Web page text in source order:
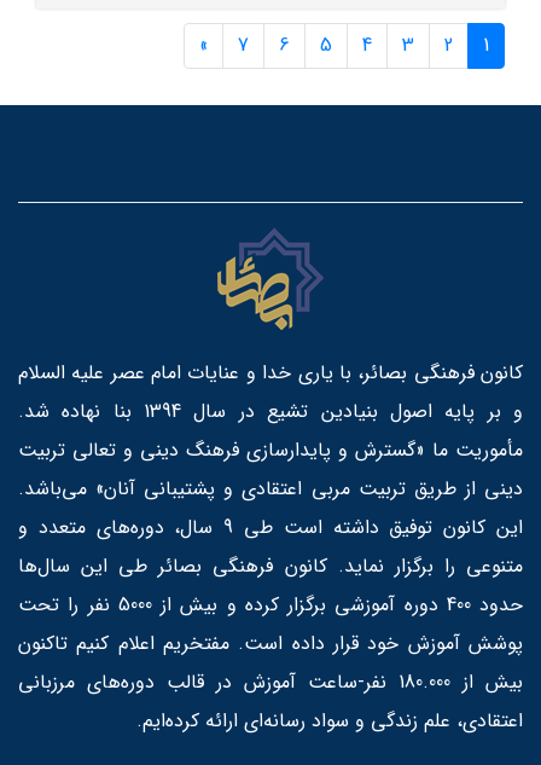
1
2
3
4
5
6
7
»
کانون فرهنگی بصائر، با یاری خدا و عنایات امام عصر علیه السلام
و بر پایه اصول بنیادین تشیع در سال 1394 بنا نهاده شد.
مأموریت ما «گسترش و پایدارسازی فرهنگ دینی و تعالی تربیت
دینی از طریق تربیت مربی اعتقادی و پشتیبانی آنان» می‌باشد.
این کانون توفیق داشته است طی 9 سال، دوره‌های متعدد و
متنوعی را برگزار نماید. کانون فرهنگی بصائر طی این سال‌ها
حدود 400 دوره آموزشی برگزار کرده و بیش از 5000 نفر را تحت
پوشش آموزش خود قرار داده است. مفتخریم اعلام کنیم تاکنون
بیش از 180.000 نفر-ساعت آموزش در قالب دوره‌های مرزبانی
اعتقادی، علم زندگی و سواد رسانه‌ای ارائه کرده‌ایم.